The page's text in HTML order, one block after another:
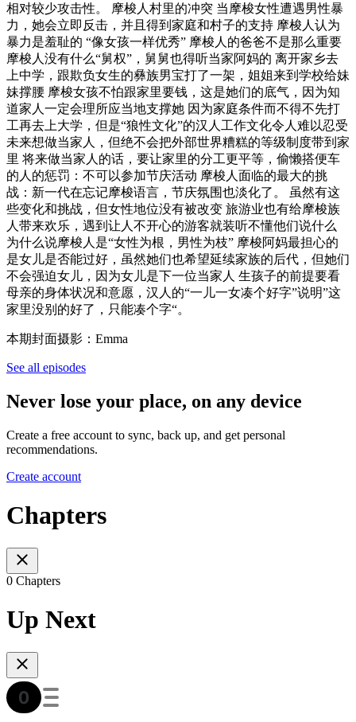
相对较少攻击性。 摩梭人村里的冲突 当摩梭女性遭遇男性暴
力，她会立即反击，并且得到家庭和村子的支持 摩梭人认为
暴力是羞耻的 “像女孩一样优秀” 摩梭人的爸爸不是那么重要
摩梭人没有什么“舅权”，舅舅也得听当家阿妈的 离开家乡去
上中学，跟欺负女生的彝族男宝打了一架，姐姐来到学校给妹
妹撑腰 摩梭女孩不怕跟家里要钱，这是她们的底气，因为知
道家人一定会理所应当地支撑她 因为家庭条件而不得不先打
工再去上大学，但是“狼性文化”的汉人工作文化令人难以忍受
未来想做当家人，但绝不会把外部世界糟糕的等级制度带到家
里 将来做当家人的话，要让家里的分工更平等，偷懒搭便车
的人的惩罚：不可以参加节庆活动 摩梭人面临的最大的挑
战：新一代在忘记摩梭语言，节庆氛围也淡化了。 虽然有这
些变化和挑战，但女性地位没有被改变 旅游业也有给摩梭族
人带来欢乐，遇到让人不开心的游客就装听不懂他们说什么
为什么说摩梭人是“女性为根，男性为枝” 摩梭阿妈最担心的
是女儿是否能过好，虽然她们也希望延续家族的后代，但她们
不会强迫女儿，因为女儿是下一位当家人 生孩子的前提要看
母亲的身体状况和意愿，汉人的“一儿一女凑个好字”说明”这
家里没别的好了，只能凑个字“。
本期封面摄影：Emma
See all episodes
Never lose your place, on any device
Create a free account to sync, back up, and get personal
recommendations.
Create account
Chapters
0 Chapters
Up Next